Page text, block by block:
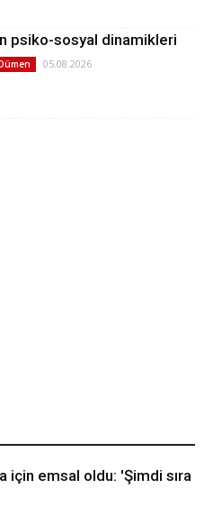
psiko-sosyal dinamikleri
05.08.2026
için emsal oldu: 'Şimdi sıra